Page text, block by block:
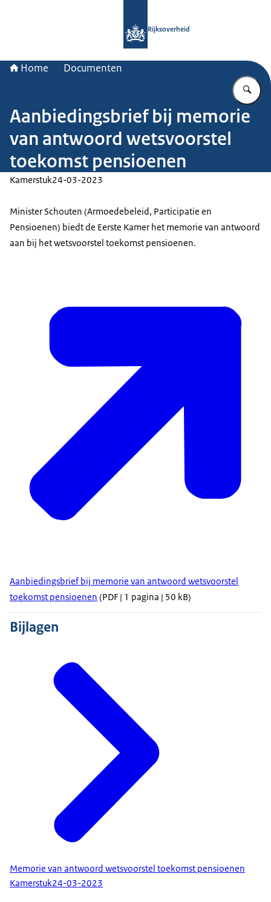
Rijksoverheid
Home Documenten
Aanbiedingsbrief bij memorie
van antwoord wetsvoorstel
toekomst pensioenen
Kamerstuk24-03-2023
Minister Schouten (Armoedebeleid, Participatie en
Pensioenen) biedt de Eerste Kamer het memorie van antwoord
aan bij het wetsvoorstel toekomst pensioenen.
Aanbiedingsbrief bij memorie van antwoord wetsvoorstel
toekomst pensioenen (PDF | 1 pagina | 50 kB)
Bijlagen
Memorie van antwoord wetsvoorstel toekomst pensioenen
Kamerstuk24-03-2023